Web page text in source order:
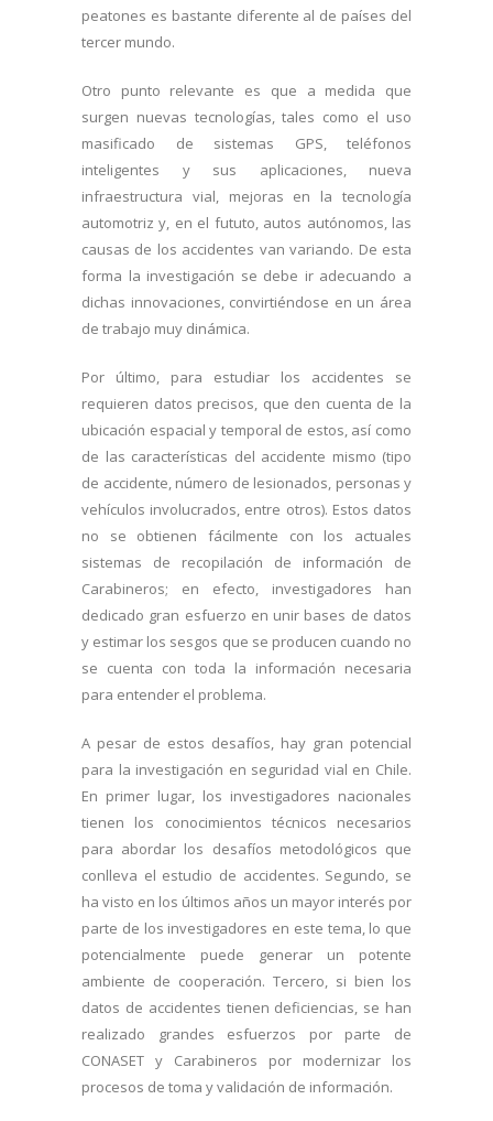
peatones es bastante diferente al de países del
tercer mundo.
Otro punto relevante es que a medida que
surgen nuevas tecnologías, tales como el uso
masificado de sistemas GPS, teléfonos
inteligentes y sus aplicaciones, nueva
infraestructura vial, mejoras en la tecnología
automotriz y, en el fututo, autos autónomos, las
causas de los accidentes van variando. De esta
forma la investigación se debe ir adecuando a
dichas innovaciones, convirtiéndose en un área
de trabajo muy dinámica.
Por último, para estudiar los accidentes se
requieren datos precisos, que den cuenta de la
ubicación espacial y temporal de estos, así como
de las características del accidente mismo (tipo
de accidente, número de lesionados, personas y
vehículos involucrados, entre otros). Estos datos
no se obtienen fácilmente con los actuales
sistemas de recopilación de información de
Carabineros; en efecto, investigadores han
dedicado gran esfuerzo en unir bases de datos
y estimar los sesgos que se producen cuando no
se cuenta con toda la información necesaria
para entender el problema.
A pesar de estos desafíos, hay gran potencial
para la investigación en seguridad vial en Chile.
En primer lugar, los investigadores nacionales
tienen los conocimientos técnicos necesarios
para abordar los desafíos metodológicos que
conlleva el estudio de accidentes. Segundo, se
ha visto en los últimos años un mayor interés por
parte de los investigadores en este tema, lo que
potencialmente puede generar un potente
ambiente de cooperación. Tercero, si bien los
datos de accidentes tienen deficiencias, se han
realizado grandes esfuerzos por parte de
CONASET y Carabineros por modernizar los
procesos de toma y validación de información.